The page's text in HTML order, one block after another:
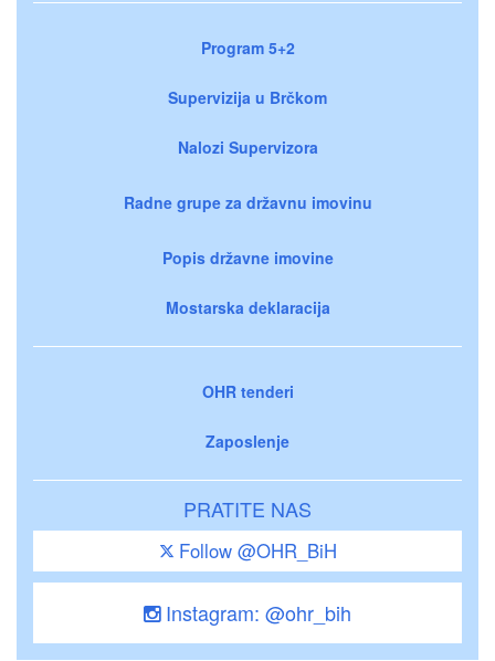
Program 5+2
Supervizija u Brčkom
Nalozi Supervizora
Radne grupe za državnu imovinu
Popis državne imovine
Mostarska deklaracija
OHR tenderi
Zaposlenje
PRATITE NAS
Follow @OHR_BiH
Instagram: @ohr_bih